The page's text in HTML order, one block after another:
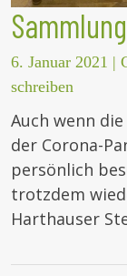
6. Januar 2021 |
schreiben
Auch wenn
der Corona-
persönlich
trotzdem
Harthauser